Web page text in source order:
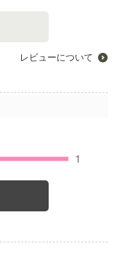
レビューについて